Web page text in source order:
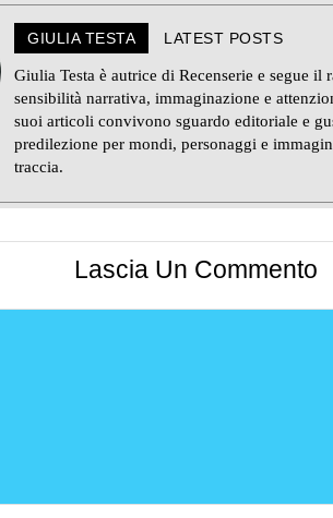
GIULIA TESTA LATEST POSTS
Giulia Testa è autrice di Recenserie e segue il
sensibilità narrativa, immaginazione e
suoi articoli convivono sguardo editoriale e
predilezione per mondi, personaggi e
traccia.
Lascia Un Commento